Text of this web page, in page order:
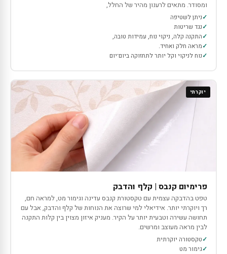
ומסודר. מתאים לרענון מהיר של החלל,
ניתן לשטיפה
נגד שריטות
התקנה קלה, ניקוי נוח, עמידות טובה,
מראה חלק ואחיד.
נוח לניקוי וקל יותר לתחזוקה ביום־יום
יוקרתי
פרימיום קנבס | קלף והדבק
טפט בהדבקה עצמית עם טקסטורת קנבס עדינה וגימור מט, למראה חם,
רך ויוקרתי יותר. אידיאלי למי שרוצה את הנוחות של קלף והדבק, אבל עם
תחושה עשירה וטבעית יותר על הקיר. מעניק איזון מצוין בין קלות התקנה
לבין מראה מעוצב ומרשים.
טקסטורה יוקרתית
גימור מט